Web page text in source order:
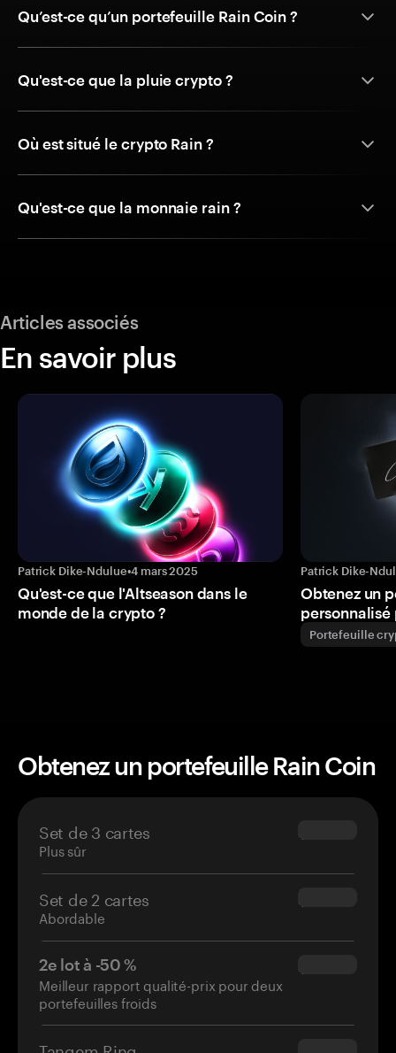
Qu’est-ce qu’un portefeuille Rain Coin ?
Qu'est-ce que la pluie crypto ?
Où est situé le crypto Rain ?
Qu'est-ce que la monnaie rain ?
Articles associés
En savoir plus
Patrick Dike-Ndulue•4 mars 2025
Qu'est-ce que l'Altseason dans le
monde de la crypto ?
Patrick Dike-
Obtenez un
personnalisé
Portefeuille
Obtenez un portefeuille Rain Coin
Set de 3 cartes
Plus sûr
$69.90
Set de 2 cartes
Abordable
$54.90
2e lot à -50 %
Meilleur rapport qualité-prix pour deux
portefeuilles froids
$34.95